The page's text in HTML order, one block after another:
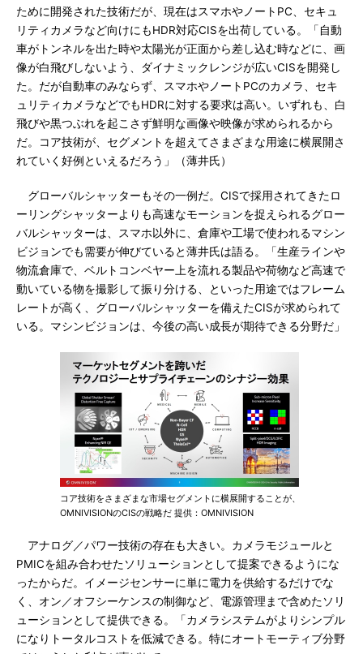
ために開発された技術だが、現在はスマホやノートPC、セキュ
リティカメラなど向けにもHDR対応CISを出荷している。「自動
車がトンネルを出た時や太陽光が正面から差し込む時などに、画
像が白飛びしないよう、ダイナミックレンジが広いCISを開発し
た。だが自動車のみならず、スマホやノートPCのカメラ、セキ
ュリティカメラなどでもHDRに対する要求は高い。いずれも、白
飛びや黒つぶれを起こさず鮮明な画像や映像が求められるから
だ。コア技術が、セグメントを超えてさまざまな用途に横展開さ
れていく好例といえるだろう」（薄井氏）
グローバルシャッターもその一例だ。CISで採用されてきたロ
ーリングシャッターよりも高速なモーションを捉えられるグロー
バルシャッターは、スマホ以外に、倉庫や工場で使われるマシン
ビジョンでも需要が伸びていると薄井氏は語る。「生産ラインや
物流倉庫で、ベルトコンベヤー上を流れる製品や荷物など高速で
動いている物を撮影して振り分ける、といった用途ではフレーム
レートが高く、グローバルシャッターを備えたCISが求められて
いる。マシンビジョンは、今後の高い成長が期待できる分野だ」
コア技術をさまざまな市場セグメントに横展開することが、
OMNIVISIONのCISの戦略だ 提供：OMNIVISION
アナログ／パワー技術の存在も大きい。カメラモジュールと
PMICを組み合わせたソリューションとして提案できるようにな
ったからだ。イメージセンサーに単に電力を供給するだけでな
く、オン／オフシーケンスの制御など、電源管理まで含めたソリ
ューションとして提供できる。「カメラシステムがよりシンプル
になりトータルコストを低減できる。特にオートモーティブ分野